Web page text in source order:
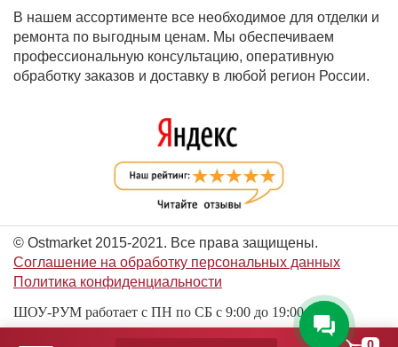
В нашем ассортименте все необходимое для отделки и
ремонта по выгодным ценам. Мы обеспечиваем
профессиональную консультацию, оперативную
обработку заказов и доставку в любой регион России.
© Ostmarket 2015-2021. Все права защищены.
Соглашение на обработку персональных данных
Политика конфиденциальности
ШОУ-РУМ работает с ПН по СБ с 9:00 до 19:00